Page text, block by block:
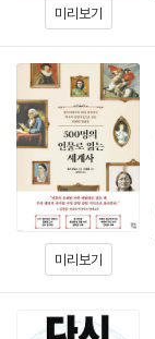
미리보기
미리보기